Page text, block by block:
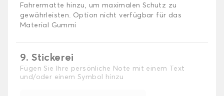
Fahrermatte hinzu, um maximalen Schutz zu
gewährleisten. Option nicht verfügbar für das
Material Gummi
9. Stickerei
Fügen Sie Ihre persönliche Note mit einem Text
und/oder einem Symbol hinzu